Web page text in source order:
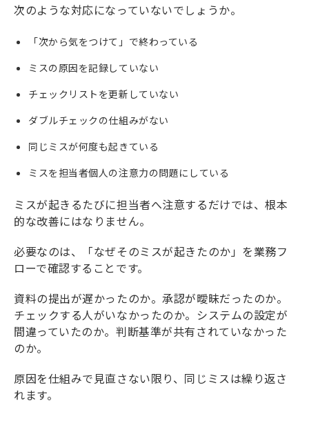
次のような対応になっていないでしょうか。
「次から気をつけて」で終わっている
ミスの原因を記録していない
チェックリストを更新していない
ダブルチェックの仕組みがない
同じミスが何度も起きている
ミスを担当者個人の注意力の問題にしている
ミスが起きるたびに担当者へ注意するだけでは、根本
的な改善にはなりません。
必要なのは、「なぜそのミスが起きたのか」を業務フ
ローで確認することです。
資料の提出が遅かったのか。承認が曖昧だったのか。
チェックする人がいなかったのか。システムの設定が
間違っていたのか。判断基準が共有されていなかった
のか。
原因を仕組みで見直さない限り、同じミスは繰り返さ
れます。